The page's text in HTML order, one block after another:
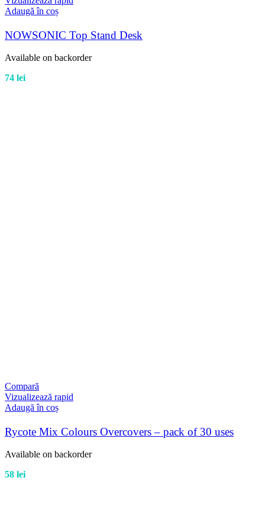
Adaugă în coș
NOWSONIC Top Stand Desk
Available on backorder
74 lei
Compară
Vizualizează rapid
Adaugă în coș
Rycote Mix Colours Overcovers – pack of 30 uses
Available on backorder
58 lei